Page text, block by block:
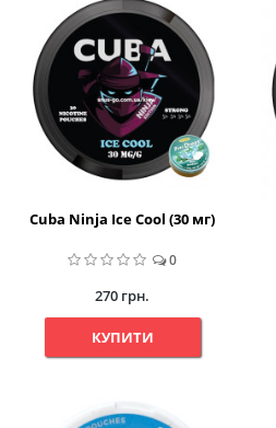
Cuba Ninja Ice Cool (30 мг)
0
270 грн.
КУПИТИ